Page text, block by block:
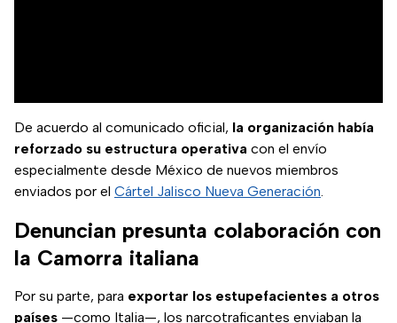
De acuerdo al comunicado oficial, la organización había
reforzado su estructura operativa con el envío
especialmente desde México de nuevos miembros
enviados por el Cártel Jalisco Nueva Generación.
Denuncian presunta colaboración con
la Camorra italiana
Por su parte, para exportar los estupefacientes a otros
países —como Italia—, los narcotraficantes enviaban la